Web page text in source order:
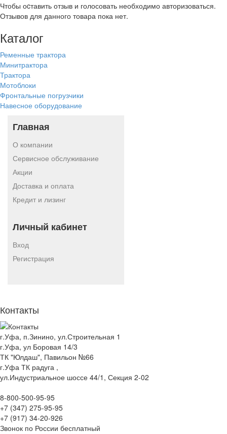
Чтобы оcтавить отзыв и голосовать необходимо авторизоваться.
Отзывов для данного товара пока нет.
Каталог
Ременные трактора
Минитрактора
Трактора
Мотоблоки
Фронтальные погрузчики
Навесное оборудование
Главная
О компании
Сервисное обслуживание
Акции
Доставка и оплата
Кредит и лизинг
Личный кабинет
Вход
Регистрация
Контакты
г.Уфа, п.Зинино, ул.Строительная 1
г.Уфа, ул Боровая 14/3
ТК "Юлдаш", Павильон №66
г.Уфа ТК радуга ,
ул.Индустриальное шоссе 44/1, Секция 2-02
8-800-500-95-95
+7 (347) 275-95-95
+7 (917) 34-20-926
Звонок по России бесплатный